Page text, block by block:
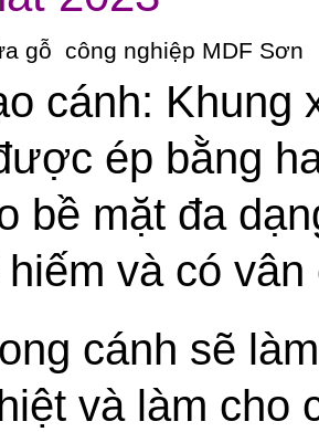
gỗ công nghiệp MDF Sơn
cánh:
ép bằng
bề mặt đa
và có vân
cánh sẽ
và làm cho